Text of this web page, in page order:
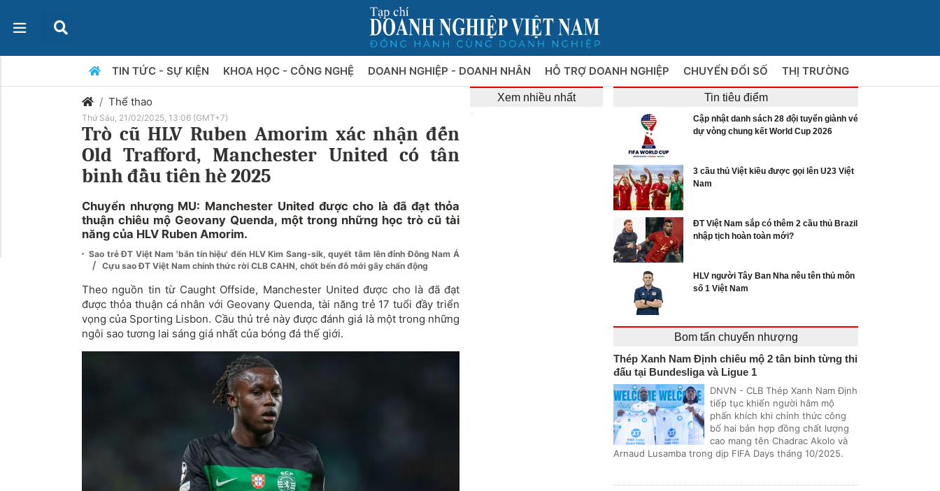
TIN TỨC - SỰ KIỆN KHOA HỌC - CÔNG NGHỆ DOANH NGHIỆP - DOANH NHÂN HỖ TRỢ DOANH NGHIỆP CHUYỂN ĐỔI SỐ THỊ TRƯỜNG
Thể thao
Thứ Sáu, 21/02/2025, 13:06 (GMT+7)
Trò cũ HLV Ruben Amorim xác nhận đến
Old Trafford, Manchester United có tân
binh đầu tiên hè 2025
Chuyển nhượng MU: Manchester United được cho là đã đạt thỏa
thuận chiêu mộ Geovany Quenda, một trong những học trò cũ tài
năng của HLV Ruben Amorim.
Sao trẻ ĐT Việt Nam 'bắn tín hiệu' đến HLV Kim Sang-sik, quyết tâm lên đỉnh Đông Nam Á
/ Cựu sao ĐT Việt Nam chính thức rời CLB CAHN, chốt bến đỗ mới gây chấn động
Theo nguồn tin từ Caught Offside, Manchester United được cho là đã đạt
được thỏa thuận cá nhân với Geovany Quenda, tài năng trẻ 17 tuổi đầy triển
vọng của Sporting Lisbon. Cầu thủ trẻ này được đánh giá là một trong những
ngôi sao tương lai sáng giá nhất của bóng đá thế giới.
Xem nhiều nhất Tin tiêu điểm
Cập nhật danh sách 28 đội tuyển giành vé
dự vòng chung kết World Cup 2026
3 cầu thủ Việt kiều được gọi lên U23 Việt
Nam
ĐT Việt Nam sắp có thêm 2 cầu thủ Brazil
nhập tịch hoàn toàn mới?
HLV người Tây Ban Nha nêu tên thủ môn
số 1 Việt Nam
Bom tấn chuyển nhượng
Thép Xanh Nam Định chiêu mộ 2 tân binh từng thi
đấu tại Bundesliga và Ligue 1
DNVN - CLB Thép Xanh Nam Định
tiếp tục khiến người hâm mộ
phấn khích khi chính thức công
bố hai bản hợp đồng chất lượng
cao mang tên Chadrac Akolo và
Arnaud Lusamba trong dịp FIFA Days tháng 10/2025.